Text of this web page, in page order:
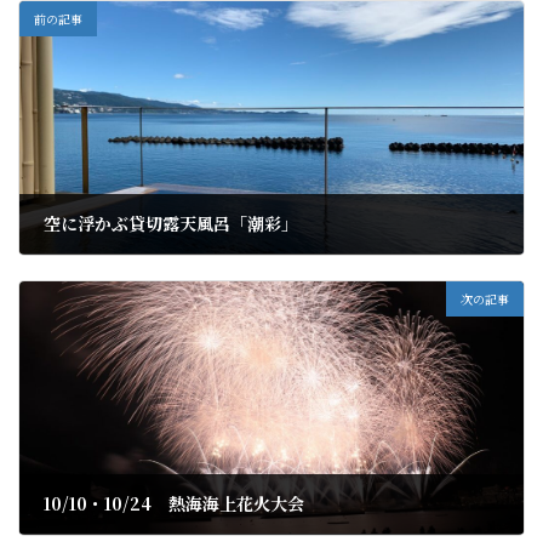
前の記事
空に浮かぶ貸切露天風呂「潮彩」
次の記事
10/10・10/24 熱海海上花火大会